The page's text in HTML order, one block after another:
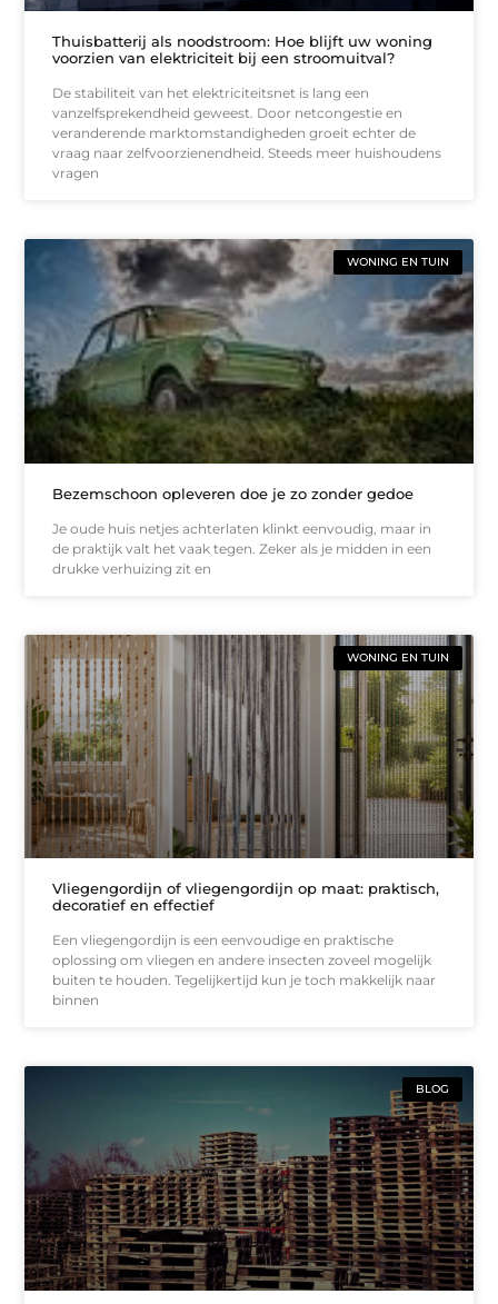
Thuisbatterij als noodstroom: Hoe blijft uw woning
voorzien van elektriciteit bij een stroomuitval?
De stabiliteit van het elektriciteitsnet is lang een
vanzelfsprekendheid geweest. Door netcongestie en
veranderende marktomstandigheden groeit echter de
vraag naar zelfvoorzienendheid. Steeds meer huishoudens
vragen
WONING EN TUIN
Bezemschoon opleveren doe je zo zonder gedoe
Je oude huis netjes achterlaten klinkt eenvoudig, maar in
de praktijk valt het vaak tegen. Zeker als je midden in een
drukke verhuizing zit en
WONING EN TUIN
Vliegengordijn of vliegengordijn op maat: praktisch,
decoratief en effectief
Een vliegengordijn is een eenvoudige en praktische
oplossing om vliegen en andere insecten zoveel mogelijk
buiten te houden. Tegelijkertijd kun je toch makkelijk naar
binnen
BLOG